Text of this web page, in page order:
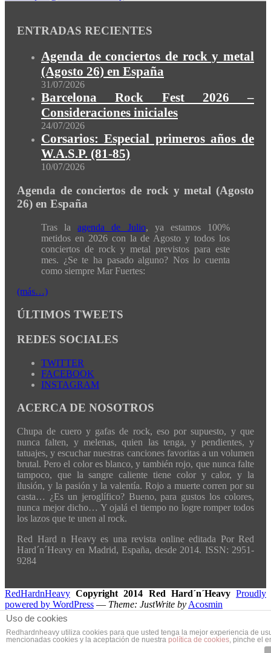
ENTRADAS RECIENTES
Agenda de conciertos de rock y metal
(Agosto 26) en España
31/07/2026
Barcelona Rock Fest 2026 –
Consideraciones iniciales
24/07/2026
Corsarios: Especial primeros años de
W.A.S.P. (81-85)
10/07/2026
Agenda de conciertos de rock y metal (Agosto
26) en España
Tras laagenda de Julio, ya estamos 100%
metidos en 2026 con la de Agosto y todos los
conciertos de rock y metal previstos para este
mes. ¿Se te ha pasado alguno? Nos lo cuenta
como siempre Mar Fuertes:
(más…)
ÚLTIMOS TWEETS
REDES SOCIALES
TWITTER
FACEBOOK
INSTAGRAM
ACERCA DE NOSOTROS
Chupa de cuero y gafas de rock, eso por supuesto, y que
nunca falten, y melenas, quien las tenga, y pendientes, y
tatuajes, y escuchar nuestras canciones favoritas a un volumen
brutal. Pero el color es blanco, y también rojo, que nunca falte
tampoco, que la sangre caliente tiene color y calor, y la
ilusión, y la pasión y la valentía. Rojo a muerte corren por su
casta… ¿Es un jeroglífico? Bueno, para gustos los colores,
nunca mejor dicho… Y ojalá el tiempo no logre romper todos
los lazos que te unen al rock.
Red Hard n Heavy es una revista online editada Por Red
Hard´n´Heavy en Madrid, España, desde 2014. ISSN: 2951-
9284
RedHardnHeavy Copyright 2014 Red Hard´n´Heavy Proudly
powered by WordPress — Theme: JustWrite by Acosmin
Uso de cookies
Redhardnheavy utiliza cookies para que usted tenga la mejor experiencia de
mencionadas cookies y la aceptación de nuestra política de cookies, pinche el